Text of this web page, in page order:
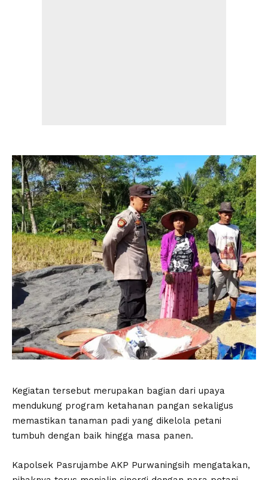
Kegiatan tersebut merupakan bagian dari upaya
mendukung program ketahanan pangan sekaligus
memastikan tanaman padi yang dikelola petani
tumbuh dengan baik hingga masa panen.
Kapolsek Pasrujambe AKP Purwaningsih mengatakan,